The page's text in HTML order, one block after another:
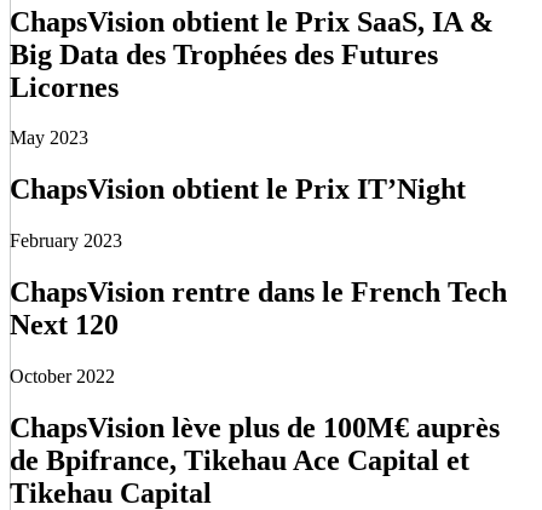
ChapsVision obtient le Prix SaaS, IA &
Big Data des Trophées des Futures
Licornes
May 2023
ChapsVision obtient le Prix IT’Night
February 2023
ChapsVision rentre dans le French Tech
Next 120
October 2022
ChapsVision lève plus de 100M€ auprès
de Bpifrance, Tikehau Ace Capital et
Tikehau Capital